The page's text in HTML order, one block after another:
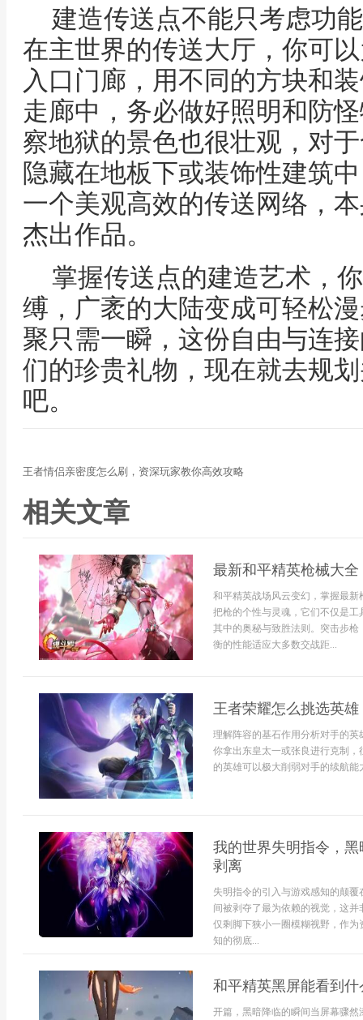
建造传送点不能只考虑功
在主世界的传送大厅，你可
入口门廊，用不同的方块和
走廊中，务必做好照明和防
察地狱的景色也很壮观，对
隐藏在地板下或装饰性建筑
一个美观高效的传送网络，
杰出作品。
掌握传送点的建造艺术，
缚，广袤的大陆变成可轻松
聚只需一瞬，这份自由与连
们的珍贵礼物，现在就去规
吧。
王者情侣亲密度怎么刷，资深玩家教你高效攻略
相关文章
最新和平精英枪械大
和平精英战场风云变幻，掌握最
把枪的个性与灵魂，它们不仅是
其中的奥秘与致胜法则。突击步
衡的性能适应大多数交战距...
王者荣耀怎么挑选英
理解阵容的基石作用分析对手的
你拿出东皇太一或张良进行克制
的英雄可以极大削弱对手的续航
我的世界失明指令，
剥离
失明指令的引入与游戏感知的颠
间被剥夺了最为依赖的视觉，这
仅剩脚下狭小一圈模糊视野，作
知的彻底...
和平精英黑屏能看到
开篇，黑暗降临的瞬间当屏幕骤